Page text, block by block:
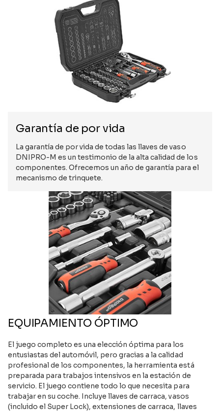
Garantía de por vida
La garantía de por vida de todas las llaves de vaso
DNIPRO-M es un testimonio de la alta calidad de los
componentes. Ofrecemos un año de garantía para el
mecanismo de trinquete.
EQUIPAMIENTO ÓPTIMO
El juego completo es una elección óptima para los
entusiastas del automóvil, pero gracias a la calidad
profesional de los componentes, la herramienta está
preparada para trabajos intensivos en la estación de
servicio. El juego contiene todo lo que necesita para
trabajar en su coche. Incluye llaves de carraca, vasos
(incluido el Super Lock), extensiones de carraca, llaves